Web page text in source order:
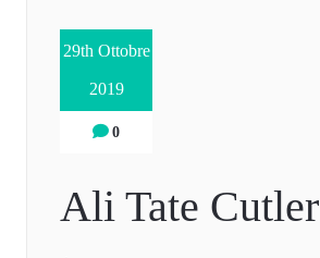
29th Ottobre
2019
0
Ali Tate Cutler